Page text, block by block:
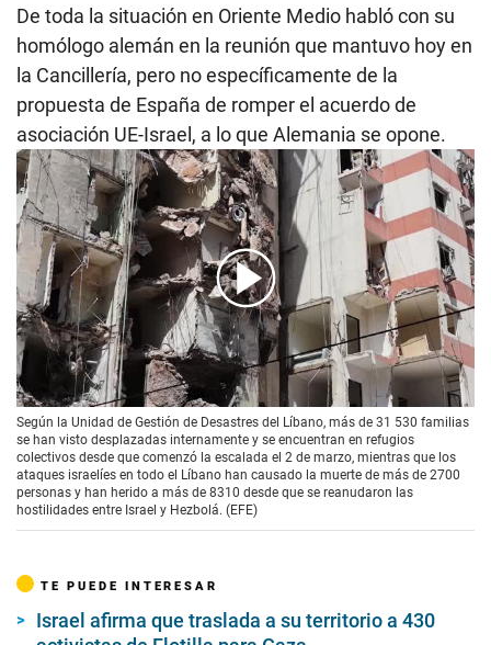
De toda la situación en Oriente Medio habló con su
homólogo alemán en la reunión que mantuvo hoy en
la Cancillería, pero no específicamente de la
propuesta de España de romper el acuerdo de
asociación UE-Israel, a lo que Alemania se opone.
00:00 01:15
Según la Unidad de Gestión de Desastres del Líbano, más de 31 530 familias
se han visto desplazadas internamente y se encuentran en refugios
colectivos desde que comenzó la escalada el 2 de marzo, mientras que los
ataques israelíes en todo el Líbano han causado la muerte de más de 2700
personas y han herido a más de 8310 desde que se reanudaron las
hostilidades entre Israel y Hezbolá. (EFE)
TE PUEDE INTERESAR
Israel afirma que traslada a su territorio a 430